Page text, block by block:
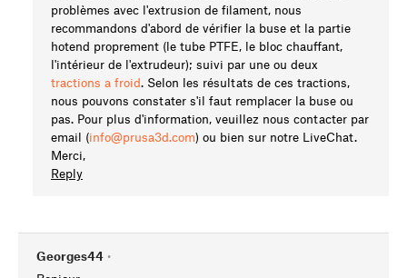
problèmes avec l'extrusion de filament, nous
recommandons d'abord de vérifier la buse et la partie
hotend proprement (le tube PTFE, le bloc chauffant,
l'intérieur de l'extrudeur); suivi par une ou deux
tractions a froid. Selon les résultats de ces tractions,
nous pouvons constater s'il faut remplacer la buse ou
pas. Pour plus d'information, veuillez nous contacter par
email (info@prusa3d.com) ou bien sur notre LiveChat.
Merci,
Reply
Georges44 •